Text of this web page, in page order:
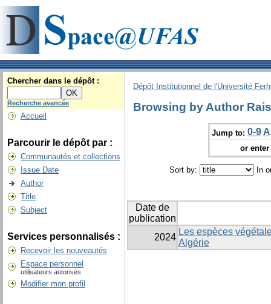
Chercher dans le dépôt :
Recherche avancée
Accueil
Parcourir le dépôt par :
Communautés et collections
Issue Date
Author
Title
Subject
Services personnalisés :
Recevoir les nouveautés
Espace personnel
utilisateurs autorisés
Modifier mon profil
Dépôt Institutionnel de l'Université
Browsing by Author
Jump to: 0-9 A
or
Sort by: In
Date de
publication
2024
Les espèces
Algérie